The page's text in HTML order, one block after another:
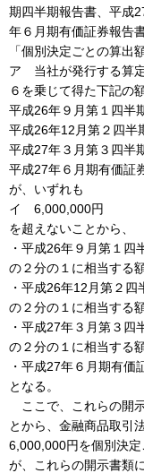
期四半期報告書、平成
年６月期有価証券報告
「個別決定ごとの算出
ア 当社が発行する算
６を乗じて得た下記の
平成26年９月第１四
平成26年12月第２四
平成27年３月第３四
平成27年６月期有
が、いずれも
イ 6,000,000円
を超えないことから、
・平成26年９月第１
の２分の１に相当する
・平成26年12月第２
の２分の１に相当する
・平成27年３月第３
の２分の１に相当する
・平成27年６月期有価
となる。
ここで、これらの開
とから、金融商品取引
6,000,000円を個別決
が、これらの開示書類